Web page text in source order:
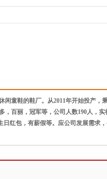
童鞋的鞋厂。从2011年开始投产，
，百丽，冠军等，公司人数190人，
红包，有薪假等。应公司发展需求